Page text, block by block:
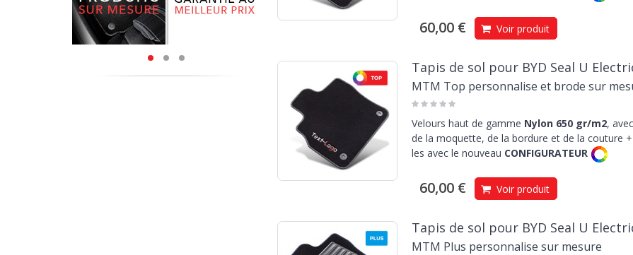
60,00 € Voir produit
Tapis de sol pour BYD Seal U
MTM Top personnalise et brode sur
Velours haut de gamme Nylon 650 gr/m2,
de la moquette, de la bordure et de la couture
les avec le nouveau CONFIGURATEUR
60,00 € Voir produit
Tapis de sol pour BYD Seal U
MTM Plus personnalise sur mesure